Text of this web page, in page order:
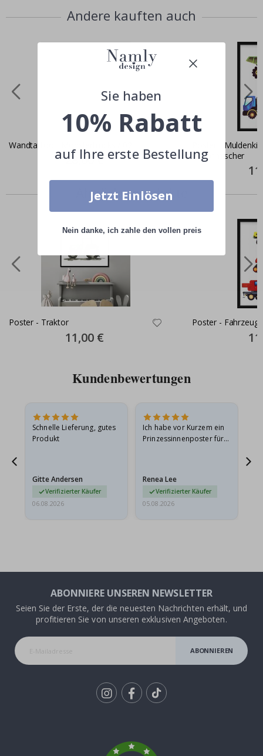
Andere kauften auch
Special
28,00 €
Poster -
Betonmischer
Ähnliche produkte
Poster - Traktor
Special
Price
11,00 €
Poster -
Kundenbewertungen
Schnelle Lieferung, gutes
Produkt
Gitte Andersen
Verifizierter Käufer
06.08.2026
Ich habe vor Kurzem ein
Prinzessinnenposter für
beschädigt…
Renea Lee
Verifizierter Käufer
05.08.2026
ABONNIERE UNSEREN NEWSLETTER
Seien Sie der Erste, der die neuesten Nachrichten erhält, und
profitieren Sie von unseren exklusiven Angeboten.
ABONNIEREN
Sie haben
10% Rabatt
auf Ihre erste Bestellung
Jetzt Einlösen
Nein danke, ich zahle den vollen preis